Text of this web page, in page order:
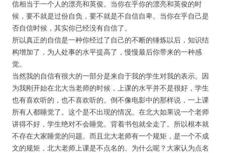
信相当于一个人的漂亮和英俊。当你在乎你的漂亮和英俊的时
候，要不就是过份自负，要不就是不自信自卑。当你在乎自己是
否自信时候，其实你已经没有自信了。
所以真正的自信是一种你经过了自己的不断的锤炼以后，知识结
构增加了，为人处事的水平提高了，慢慢最后你带来的一种感
觉。
当然我的自信有很大的一部分是来自于我的学生对我的表示。因
为我刚开始在北大当老师的时候，上课的水平并不是很好，学生
也有喜欢听的，也不喜欢听的。倒不像电影中的那样说，一上课
所有人都睡觉了。这个是不出现的情况。在北大如果说一个老师
讲得不好，学生绝对不会睡觉。背着书包就全走了。所以根本就
不存在大家睡觉的问题。而且北大老师有一个规矩，是一个不成
文的规矩，北大老师上课是不点名的。为什么呢？大家认为点名